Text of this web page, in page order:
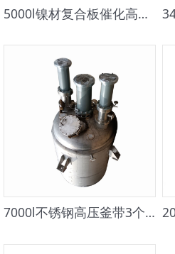
5000l镍材复合板催化高压釜
7000l不锈钢高压釜带3个磁力搅拌